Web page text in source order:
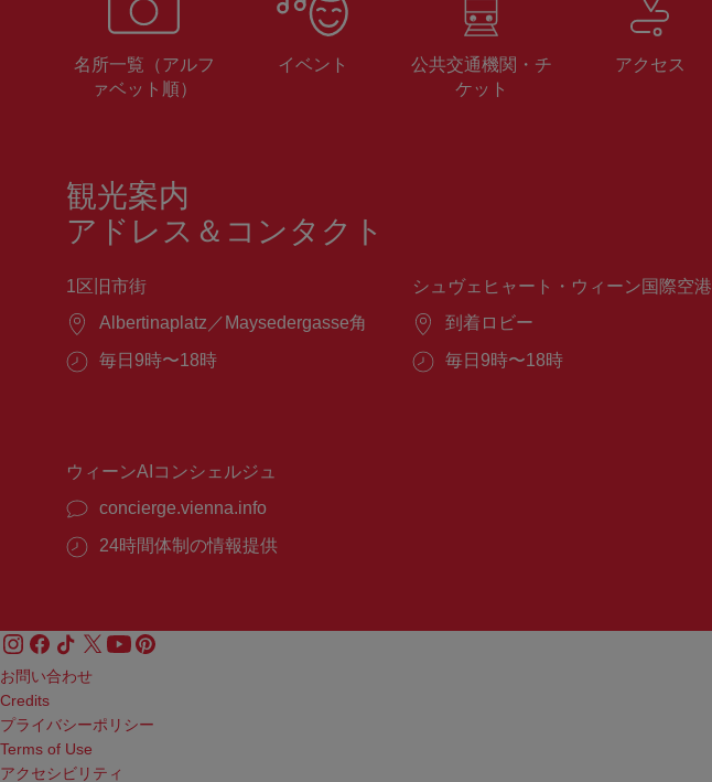
名所一覧（アルフ
ァベット順）
イベント
公共交通機関・チ
ケット
アクセス
観光案内
アドレス＆コンタクト
1区旧市街
場
Albertinaplatz／Maysedergasse角
営
毎日9時〜18時
シュヴェヒャート・ウィーン国際空港
場
到着ロビー
営
毎日9時〜18時
ウィーンAIコンシェルジュ
concierge.vienna.info
24時間体制の情報提供
お問い合わせ
Credits
プライバシーポリシー
Terms of Use
アクセシビリティ